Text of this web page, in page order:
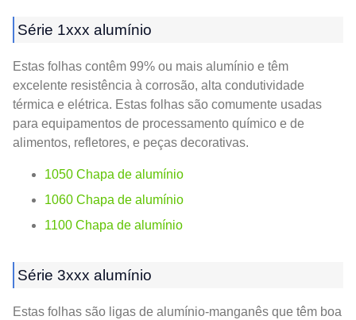
Série 1xxx alumínio
Estas folhas contêm 99% ou mais alumínio e têm
excelente resistência à corrosão, alta condutividade
térmica e elétrica. Estas folhas são comumente usadas
para equipamentos de processamento químico e de
alimentos, refletores, e peças decorativas.
1050 Chapa de alumínio
1060 Chapa de alumínio
1100 Chapa de alumínio
Série 3xxx alumínio
Estas folhas são ligas de alumínio-manganês que têm boa